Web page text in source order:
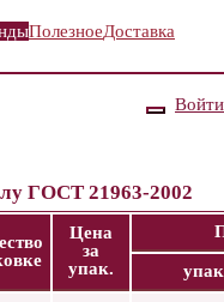
ПолезноеДоставка
Войти
ГОСТ 21963-2002
Цена
за
упак.